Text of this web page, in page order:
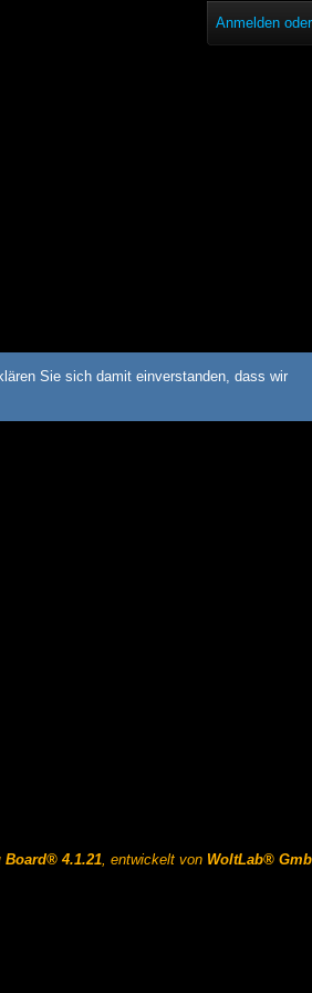
Anmelden
Sie sich damit einverstanden, dass wir
Board® 4.1.21, entwickelt von WoltLab®